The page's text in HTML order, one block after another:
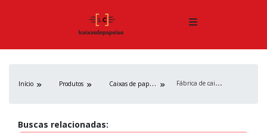
Início Produtos C
aixas de papelão F
ábrica de caixa de papelão preço
Buscas relacionadas: